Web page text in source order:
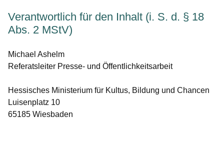
Verantwortlich für den Inhalt (i. S. d. § 18
Abs. 2 MStV)
Michael Ashelm
Referatsleiter Presse- und Öffentlichkeitsarbeit
Hessisches Ministerium für Kultus, Bildung und Chancen
Luisenplatz 10
65185 Wiesbaden